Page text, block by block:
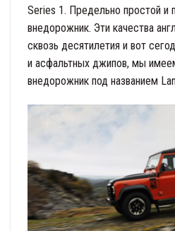
Series 1. Предельно простой и
внедорожник. Эти качества
сквозь десятилетия и вот
и асфальтных джипов, мы
внедорожник под названием